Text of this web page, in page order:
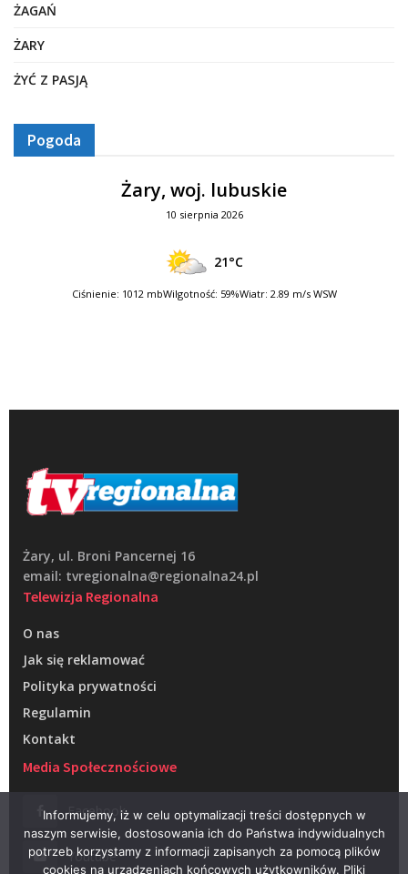
ŻAGAŃ
ŻARY
ŻYĆ Z PASJĄ
Pogoda
Żary, woj. lubuskie
10 sierpnia 2026
21°C
Ciśnienie: 1012 mbWilgotność: 59%Wiatr: 2.89 m/s WSW
Żary, ul. Broni Pancernej 16
email: tvregionalna@regionalna24.pl
Telewizja Regionalna
O nas
Jak się reklamować
Polityka prywatności
Regulamin
Kontakt
Media Społecznościowe
Facebook
Youtube
Informujemy, iż w celu optymalizacji treści dostępnych w
naszym serwisie, dostosowania ich do Państwa indywidualnych
potrzeb korzystamy z informacji zapisanych za pomocą plików
cookies na urządzeniach końcowych użytkowników. Pliki